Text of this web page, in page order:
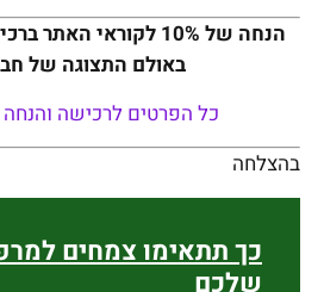
הנחה של 10% לקוראי
באולם התצוגה של
כל הפרטים לרכישה
בהצלחה
כך תתאימו צמחים
שלכם